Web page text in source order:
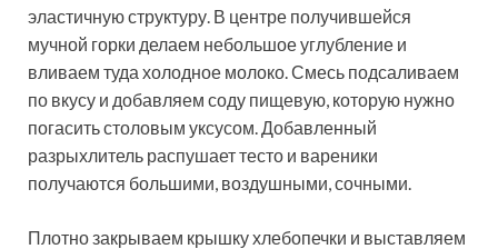
эластичную структуру. В центре получившейся
мучной горки делаем небольшое углубление и
вливаем туда холодное молоко. Смесь подсаливаем
по вкусу и добавляем соду пищевую, которую нужно
погасить столовым уксусом. Добавленный
разрыхлитель распушает тесто и вареники
получаются большими, воздушными, сочными.
Плотно закрываем крышку хлебопечки и выставляем